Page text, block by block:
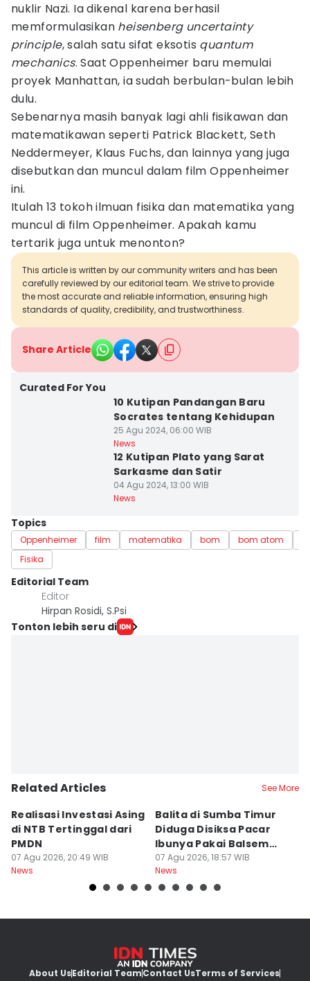
nuklir Nazi. Ia dikenal karena berhasil
memformulasikan heisenberg uncertainty
principle, salah satu sifat eksotis quantum
mechanics. Saat Oppenheimer baru memulai
proyek Manhattan, ia sudah berbulan-bulan lebih
dulu.
Sebenarnya masih banyak lagi ahli fisikawan dan
matematikawan seperti Patrick Blackett, Seth
Neddermeyer, Klaus Fuchs, dan lainnya yang juga
disebutkan dan muncul dalam film Oppenheimer
ini.
Itulah 13 tokoh ilmuan fisika dan matematika yang
muncul di film Oppenheimer. Apakah kamu
tertarik juga untuk menonton?
This article is written by our community writers and has been
carefully reviewed by our editorial team. We strive to provide
the most accurate and reliable information, ensuring high
standards of quality, credibility, and trustworthiness.
Share Article
Curated For You
10 Kutipan Pandangan Baru
Socrates tentang Kehidupan
25 Agu 2024, 06:00 WIB
News
12 Kutipan Plato yang Sarat
Sarkasme dan Satir
04 Agu 2024, 13:00 WIB
News
Topics
Oppenheimer film matematika bom bom atom
Fisika
Editorial Team
Editor
Hirpan Rosidi, S.Psi
Tonton lebih seru di
Related Articles See More
Realisasi Investasi Asing
di NTB Tertinggal dari
PMDN
07 Agu 2026, 20:49 WIB
News
Balita di Sumba Timur
Diduga Disiksa Pacar
Ibunya Pakai Balsem
dan Cabai
07 Agu 2026, 18:57 WIB
News
About UsEditorial TeamContact UsTerms of Services